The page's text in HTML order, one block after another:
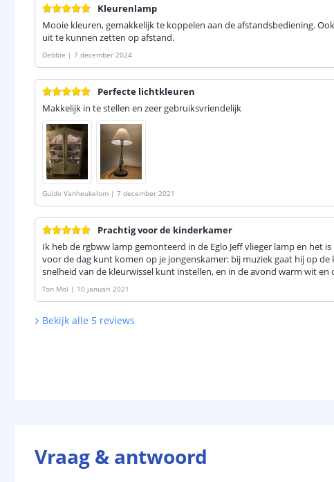
Kleurenlamp
Mooie kleuren, gemakkelijk te koppelen aan de afstandsbediening.
uit te kunnen zetten op afstand.
Debbie | 7 december 2024
Perfecte lichtkleuren
Makkelijk in te stellen en zeer gebruiksvriendelijk
Guido Vanheukelom | 7 december 2021
Prachtig voor de kinderkamer
Ik heb de rgbww lamp gemonteerd in de Eglo Jeff vlieger lamp en het
voor de dag kunt komen op je jongenskamer: bij muziek gaat hij op de
snelheid van de kleurwissel kunt instellen, en in de avond warm wit en
Ton Mol | 10 januari 2021
Bekijk alle 5 reviews
Vraag & antwoord